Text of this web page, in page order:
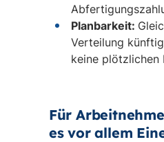
Planbarkeit:
Verteilung
keine plötzlichen
Für
es vor allem